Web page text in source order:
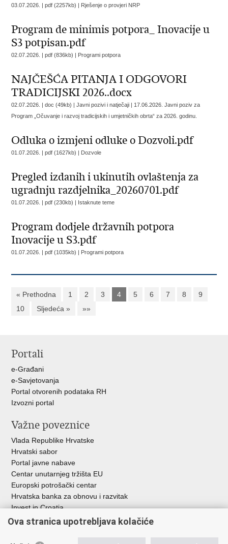
03.07.2026. | pdf (2257kb) | Rješenje o provjeri NRP
Program de minimis potpora_ Inovacije u
S3 potpisan.pdf
02.07.2026. | pdf (836kb) | Programi potpora
NAJČEŠĆA PITANJA I ODGOVORI
TRADICIJSKI 2026..docx
02.07.2026. | doc (49kb) | Javni pozivi i natječaji | 17.06.2026. Javni poziv za
Program „Očuvanje i razvoj tradicijskih i umjetničkih obrta“ za 2026. godinu.
Odluka o izmjeni odluke o Dozvoli.pdf
01.07.2026. | pdf (1627kb) | Dozvole
Pregled izdanih i ukinutih ovlaštenja za
ugradnju razdjelnika_20260701.pdf
01.07.2026. | pdf (230kb) | Istaknute teme
Program dodjele državnih potpora
Inovacije u S3.pdf
01.07.2026. | pdf (1035kb) | Programi potpora
« Prethodna 1 2 3 4 5 6 7 8
9
10
Sljedeća » »»
Portali
e-Građani
e-Savjetovanja
Portal otvorenih podataka RH
Izvozni portal
Važne poveznice
Vlada Republike Hrvatske
Hrvatski sabor
Portal javne nabave
Centar unutarnjeg tržišta EU
Europski potrošački centar
Hrvatska banka za obnovu i razvitak
Invest in Croatia
Europska banka za obnovu i razvoj
Središnja agencija za financiranje i ugovaranje
Ova stranica upotrebljava kolačiće